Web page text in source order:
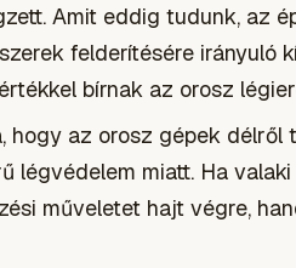
Amit eddig tudunk, az
felderítésére irányuló
bírnak az orosz
hogy az orosz gépek
légvédelem miatt. Ha
műveletet hajt végre,